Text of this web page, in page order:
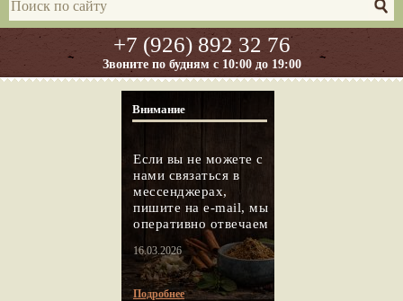
+7 (926) 892 32 76
Звоните по будням с 10:00 до 19:00
Внимание
Если вы не можете с
нами связаться в
мессенджерах,
пишите на e-mail, мы
оперативно отвечаем
16.03.2026
Подробнее